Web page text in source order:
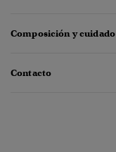
Composición y cuidado
Contacto